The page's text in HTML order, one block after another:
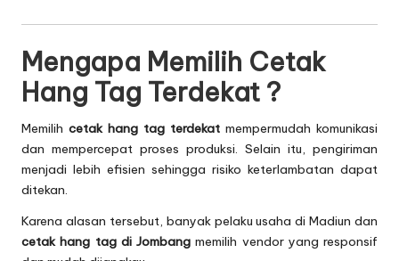
Mengapa Memilih Cetak
Hang Tag Terdekat ?
Memilih cetak hang tag terdekat mempermudah komunikasi
dan mempercepat proses produksi. Selain itu, pengiriman
menjadi lebih efisien sehingga risiko keterlambatan dapat
ditekan.
Karena alasan tersebut, banyak pelaku usaha di Madiun dan
cetak hang tag di Jombang memilih vendor yang responsif